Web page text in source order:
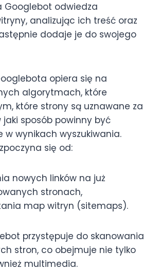
Googlebot odwiedza
analizując ich treść oraz
dodaje je do swojego
opiera się na
algorytmach, które
które strony są uznawane za
jaki sposób powinny być
w wynikach wyszukiwania.
się od:
nowych linków na już
stronach,
map witryn (sitemaps).
przystępuje do skanowania
stron, co obejmuje nie tylko
multimedia.